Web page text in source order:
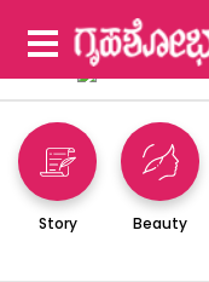
Story Beauty